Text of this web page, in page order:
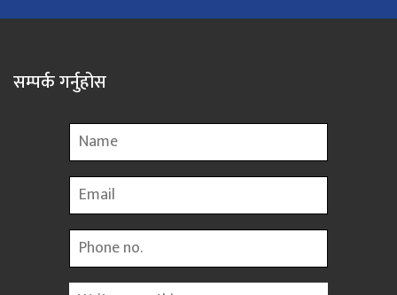
सम्पर्क गर्नुहोस
Name
Email
Phone